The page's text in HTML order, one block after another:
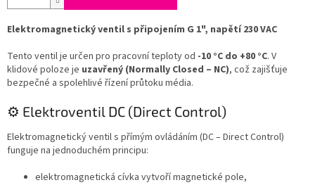
Elektromagnetický ventil s připojením G 1", napětí 230 VAC
Tento ventil je určen pro pracovní teploty od -10 °C do +80 °C. V
klidové poloze je uzavřený (Normally Closed – NC), což zajišťuje
bezpečné a spolehlivé řízení průtoku média.
⚙️ Elektroventil DC (Direct Control)
Elektromagnetický ventil s přímým ovládáním (DC – Direct Control)
funguje na jednoduchém principu:
elektromagnetická cívka vytvoří magnetické pole,